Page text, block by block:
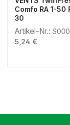
Comfo RA 1-50
30
Artikel-Nr.:
Regulärer Preis:
5,24 €